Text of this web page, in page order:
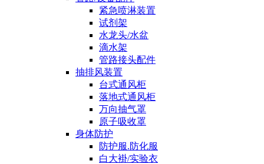
紧急喷淋装置
试剂架
水龙头/水盆
滴水架
管路接头配件
抽排风装置
台式通风柜
落地式通风柜
万向抽气罩
原子吸收罩
身体防护
防护服.防化服
白大褂/实验衣